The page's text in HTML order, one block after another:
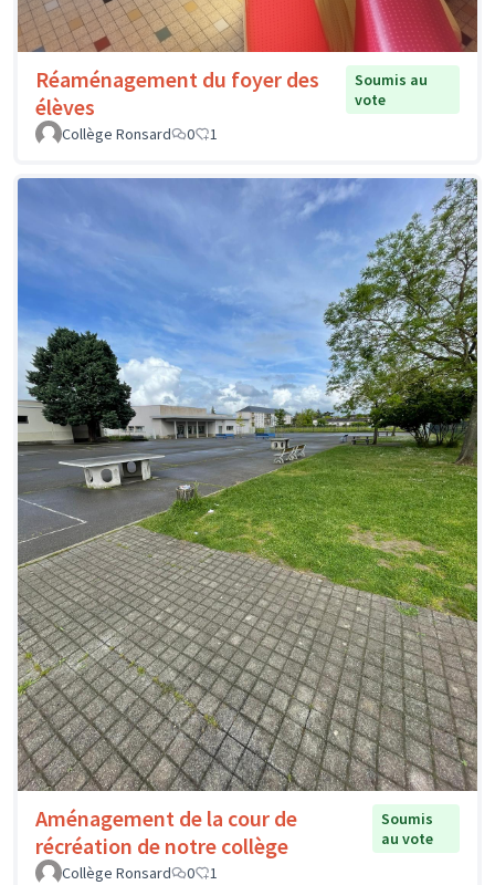
Réaménagement du foyer des
élèves
Soumis au
vote
Collège Ronsard
0 1
Aménagement de la cour de
récréation de notre collège
Soumis
au vote
Collège Ronsard
0 1